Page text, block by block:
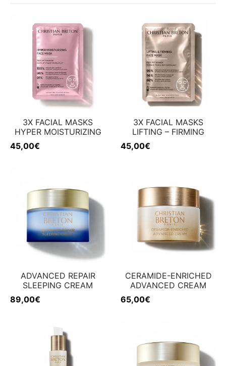
3X FACIAL MASKS
HYPER MOISTURIZING
45,00€
3X FACIAL MASKS
LIFTING – FIRMING
45,00€
ADVANCED REPAIR
SLEEPING CREAM
89,00€
CERAMIDE-ENRICHED
ADVANCED CREAM
65,00€